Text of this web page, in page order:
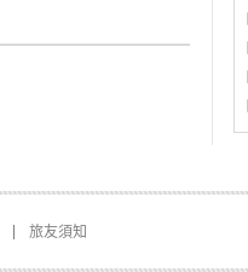
旅友須知